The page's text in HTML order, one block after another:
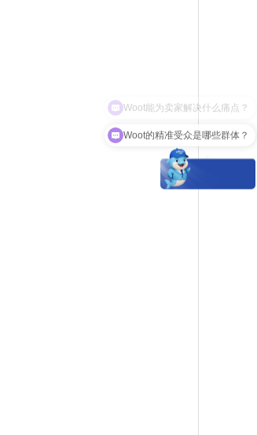
Woot的精准受众是哪些群体？